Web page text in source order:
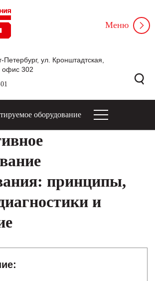
Петербург, ул. Кронштадтская,
офис 302
Меню
оборудование
принципы,
и